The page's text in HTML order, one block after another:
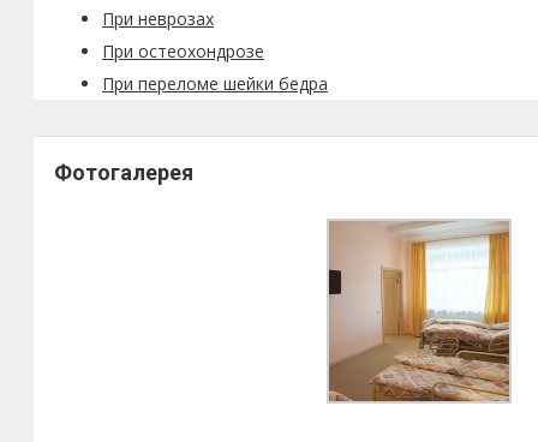
При неврозах
При остеохондрозе
При переломе шейки бедра
Фотогалерея